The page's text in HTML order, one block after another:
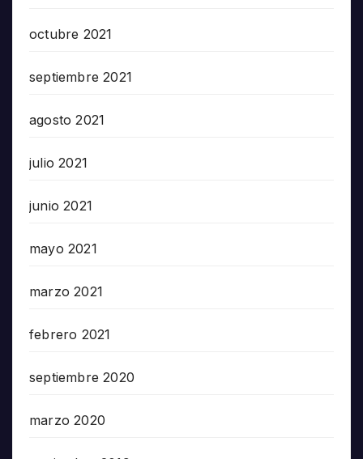
octubre 2021
septiembre 2021
agosto 2021
julio 2021
junio 2021
mayo 2021
marzo 2021
febrero 2021
septiembre 2020
marzo 2020